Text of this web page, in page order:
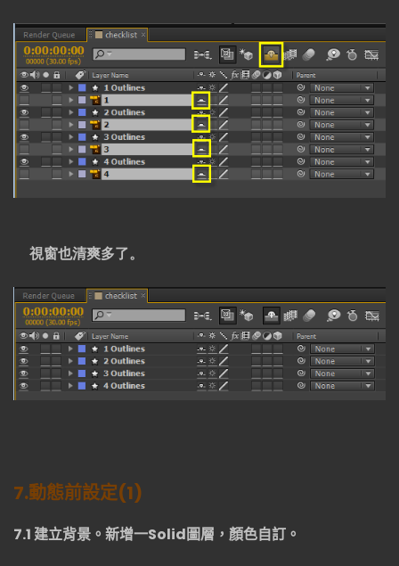
視窗也清爽多了。
7.動態前設定(1)
7.1 建立背景。新增一Solid圖層，顏色自訂。